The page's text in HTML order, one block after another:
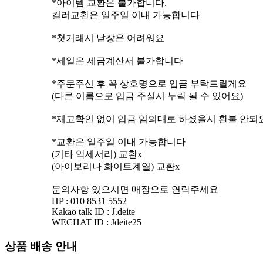
*아이템 교환은 불가합니다.
컬러교환은 일주일 이내 가능합니다
*첫거래시 낱장은 어려워요
*세일은 세금계산서 불가합니다
*주문주신 후 꼭 상호명으로 입금 부탁드릴게요
(다른 이름으로 입금 주실시 누락 될 수 있어요)
*재고확인 없이 입금 임의대로 하셨을시 환불 안되
*교환은 일주일 이내 가능합니다
(기타 악세서리) 교환x
(아이보리나 화이트계열) 교환x
문의사항 있으시면 매장으로 연락주세요
HP : 010 8531 5552
Kakao talk ID : J.deite
상품 배송 안내